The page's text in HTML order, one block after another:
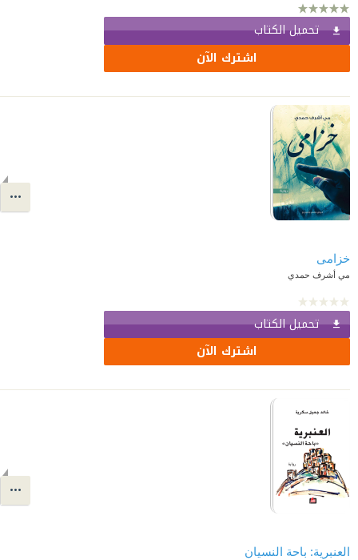
تحميل الكتاب
اشترك الآن
خزامى
مي أشرف حمدي
تحميل الكتاب
اشترك الآن
العنبرية: باحة النسيان